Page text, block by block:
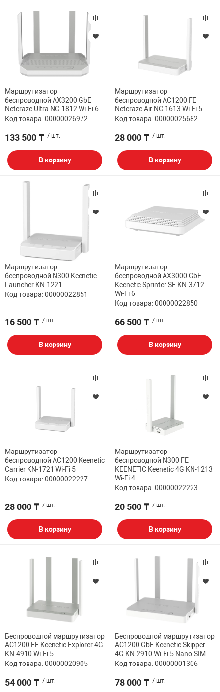
Маршрутизатор
беспроводной AX3200 GbE
Netcraze Ultra NC-1812 Wi-Fi 6
Код товара: 00000026972
133 500 ₸ / шт.
В корзину
Маршрутизатор
беспроводной AC1200 FE
Netcraze Air NC-1613 Wi-Fi 5
Код товара: 00000025682
28 000 ₸ / шт.
В корзину
Маршрутизатор
беспроводной N300 Keenetic
Launcher KN-1221
Код товара: 00000022851
16 500 ₸ / шт.
В корзину
Маршрутизатор
беспроводной AX3000 GbE
Keenetic Sprinter SE KN-3712
Wi-Fi 6
Код товара: 00000022850
66 500 ₸ / шт.
В корзину
Маршрутизатор
беспроводной AC1200 Keenetic
Carrier KN-1721 Wi-Fi 5
Код товара: 00000022227
28 000 ₸ / шт.
В корзину
Маршрутизатор
беспроводной N300 FE
KEENETIC Keenetic 4G KN-1213
Wi-Fi 4
Код товара: 00000022223
20 500 ₸ / шт.
В корзину
Беспроводной маршрутизатор
AC1200 FE Keenetic Explorer 4G
KN-4910 Wi-Fi 5
Код товара: 00000020905
54 000 ₸ / шт.
Беспроводной маршрутизатор
AC1200 GbE Keenetic Skipper
4G KN-2910 Wi-Fi 5 Nano-SIM
Код товара: 00000001306
78 000 ₸ / шт.